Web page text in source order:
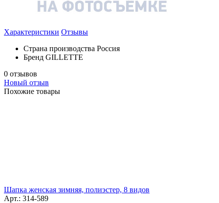
Характеристики Отзывы
Страна производства Россия
Бренд GILLETTE
0 отзывов
Новый отзыв
Похожие товары
Шапка женская зимняя, полиэстер, 8 видов
Арт.: 314-589